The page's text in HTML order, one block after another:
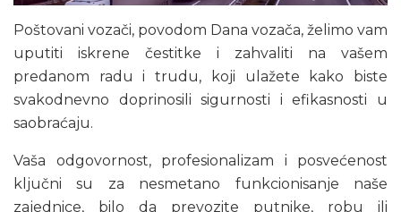
Poštovani vozači, povodom Dana vozača, želimo vam
uputiti iskrene čestitke i zahvaliti na vašem
predanom radu i trudu, koji ulažete kako biste
svakodnevno doprinosili sigurnosti i efikasnosti u
saobraćaju.
Vaša odgovornost, profesionalizam i posvećenost
ključni su za nesmetano funkcionisanje naše
zajednice, bilo da prevozite putnike, robu ili